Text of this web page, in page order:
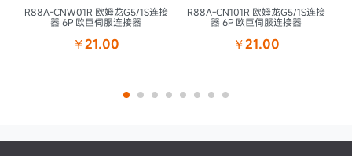
R88A-CNW01R 欧姆龙G5/1S连接
器 6P 欧巨伺服连接器
￥21.00
R88A-CN101R 欧姆龙G5/1S连接
器 6P 欧巨伺服连接器
￥21.00